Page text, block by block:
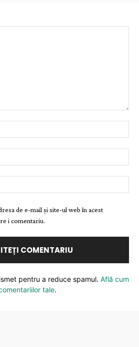
de e-mail și site-ul web în acest
i comentariu.
pentru a reduce spamul. Află cum
tale.